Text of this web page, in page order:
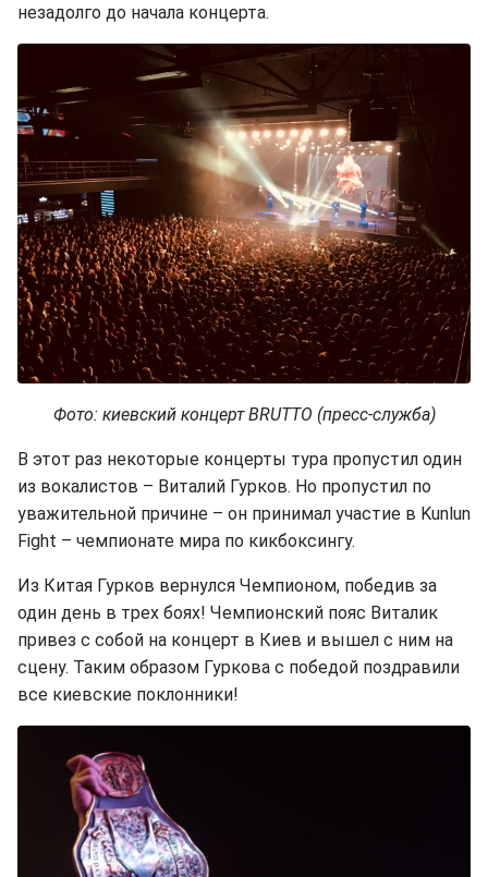
незадолго до начала концерта.
Фото: киевский концерт BRUTTO (пресс-служба)
В этот раз некоторые концерты тура пропустил один
из вокалистов – Виталий Гурков. Но пропустил по
уважительной причине – он принимал участие в Kunlun
Fight – чемпионате мира по кикбоксингу.
Из Китая Гурков вернулся Чемпионом, победив за
один день в трех боях! Чемпионский пояс Виталик
привез с собой на концерт в Киев и вышел с ним на
сцену. Таким образом Гуркова с победой поздравили
все киевские поклонники!